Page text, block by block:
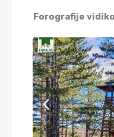
Forografije